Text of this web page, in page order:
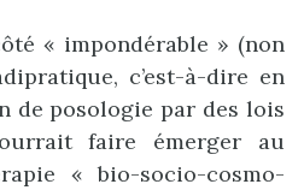
« impondérable » (non
c’est-à-dire en
de posologie par des lois
faire émerger au
« bio-socio-cosmo-